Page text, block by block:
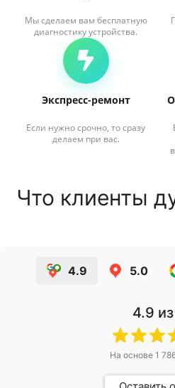
Мы сделаем вам бесплатную
диагностику устройства.
Экспресс-ремонт
Если нужно срочно, то сразу
делаем при вас.
Что клиенты
4.9 5.0
4.9
На основе 1